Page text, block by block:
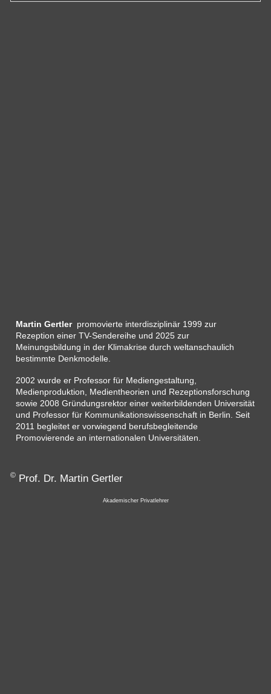
Martin Gertlerpromovierte interdisziplinär 1999 zur
Rezeption einer TV-Sendereihe und 2025 zur
Meinungsbildung in der Klimakrise durch weltanschaulich
bestimmte Denkmodelle.
2002 wurde er Professor für Mediengestaltung,
Medienproduktion, Medientheorien und Rezeptionsforschung
sowie 2008 Gründungsrektor einer weiterbildenden Universität
und Professor für Kommunikationswissenschaft in Berlin. Seit
2011 begleitet er vorwiegend berufsbegleitende
Promovierende an internationalen Universitäten.
© Prof. Dr. Martin Gertler
Akademischer Privatlehrer